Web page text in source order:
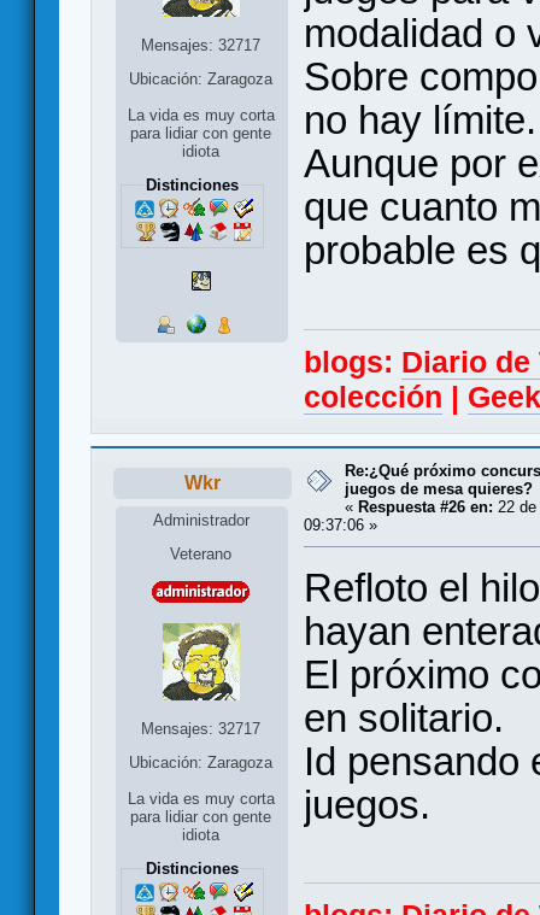
Mensajes: 32717
Ubicación: Zaragoza
La vida es muy corta
para lidiar con gente
idiota
Distinciones
modalidad o
Sobre
no hay límite.
Aunque por
que cuanto
probable es
blogs: Diario
colección
Wkr
Administrador
Veterano
Mensajes: 32717
Ubicación: Zaragoza
La vida es muy corta
para lidiar con gente
idiota
Distinciones
Re:¿Qué próximo
juegos de mesa quieres?
« Respuesta #26 en: 22
09:37:06 »
Refloto el
hayan
El próximo
en solitario.
Id pensando
juegos.